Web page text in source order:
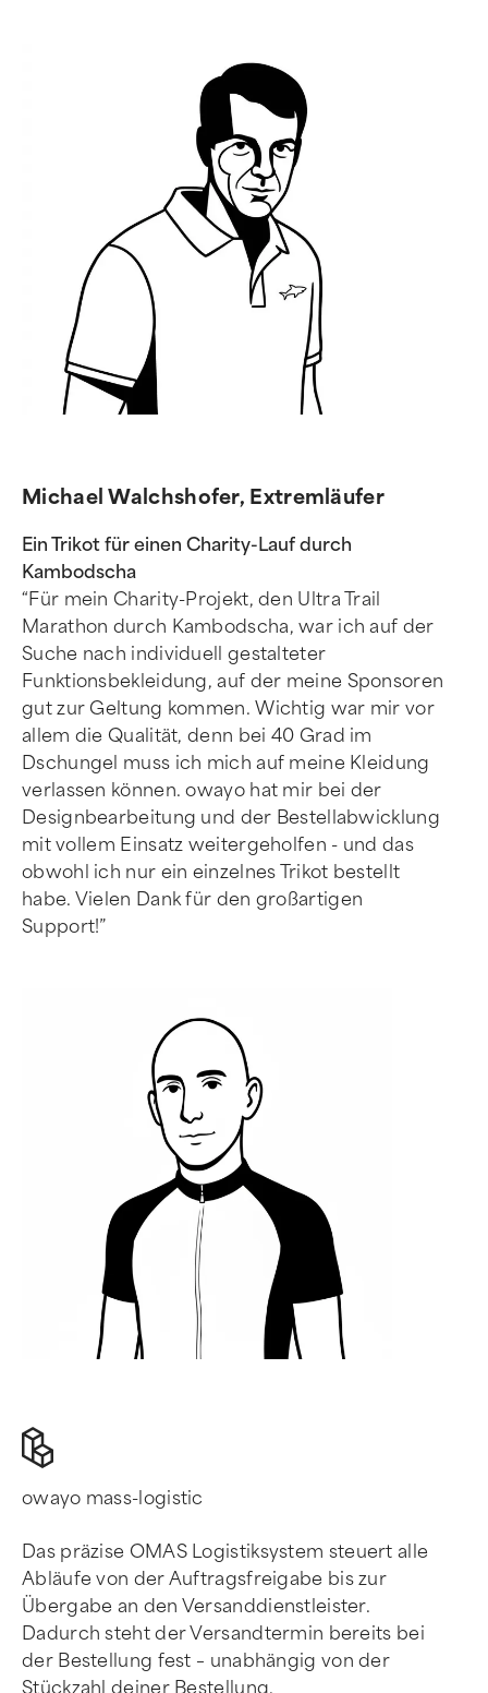
Michael Walchshofer, Extremläufer
Ein Trikot für einen Charity-Lauf durch
Kambodscha
“Für mein Charity-Projekt, den Ultra Trail
Marathon durch Kambodscha, war ich auf der
Suche nach individuell gestalteter
Funktionsbekleidung, auf der meine Sponsoren
gut zur Geltung kommen. Wichtig war mir vor
allem die Qualität, denn bei 40 Grad im
Dschungel muss ich mich auf meine Kleidung
verlassen können. owayo hat mir bei der
Designbearbeitung und der Bestellabwicklung
mit vollem Einsatz weitergeholfen - und das
obwohl ich nur ein einzelnes Trikot bestellt
habe. Vielen Dank für den großartigen
Support!”
owayo mass-logistic
Das präzise OMAS Logistiksystem steuert alle
Abläufe von der Auftragsfreigabe bis zur
Übergabe an den Versanddienstleister.
Dadurch steht der Versandtermin bereits bei
der Bestellung fest – unabhängig von der
Stückzahl deiner Bestellung.